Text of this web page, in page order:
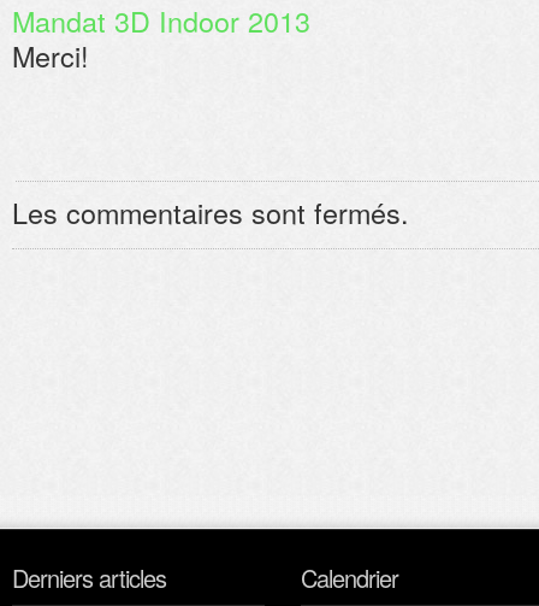
Mandat 3D Indoor 2013
Merci!
Les commentaires sont fermés.
Derniers articles Calendrier